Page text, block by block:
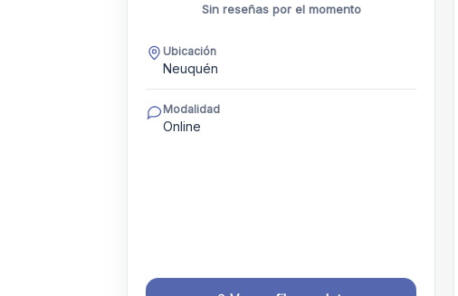
Sin reseñas por el momento
Ubicación
Neuquén
Modalidad
Online